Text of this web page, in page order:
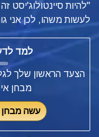
"להיות סיינטולוג'יסט
לעשות משהו, לכן אני
למד
הצעד הראשון שלך
מבחן
עשה מבחן